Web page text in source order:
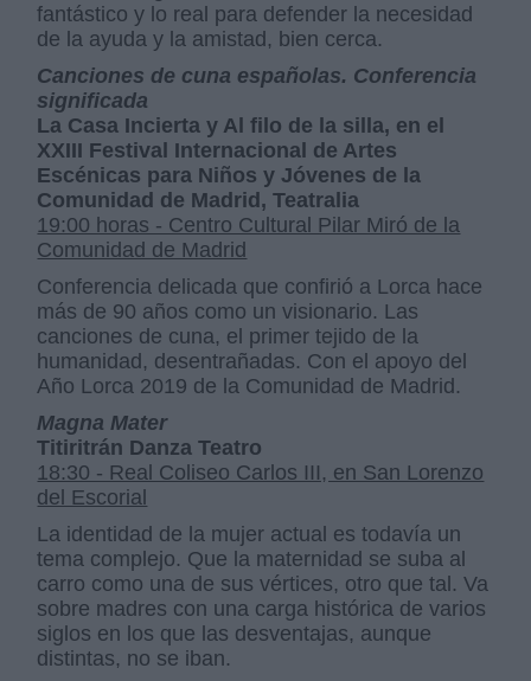
fantástico y lo real para defender la necesidad
de la ayuda y la amistad, bien cerca.
Canciones de cuna españolas. Conferencia
significada
La Casa Incierta y Al filo de la silla, en el
XXIII Festival Internacional de Artes
Escénicas para Niños y Jóvenes de la
Comunidad de Madrid, Teatralia
19:00 horas - Centro Cultural Pilar Miró de la
Comunidad de Madrid
Conferencia delicada que confirió a Lorca hace
más de 90 años como un visionario. Las
canciones de cuna, el primer tejido de la
humanidad, desentrañadas. Con el apoyo del
Año Lorca 2019 de la Comunidad de Madrid.
Magna Mater
Titiritrán Danza Teatro
18:30 - Real Coliseo Carlos III, en San Lorenzo
del Escorial
La identidad de la mujer actual es todavía un
tema complejo. Que la maternidad se suba al
carro como una de sus vértices, otro que tal. Va
sobre madres con una carga histórica de varios
siglos en los que las desventajas, aunque
distintas, no se iban.